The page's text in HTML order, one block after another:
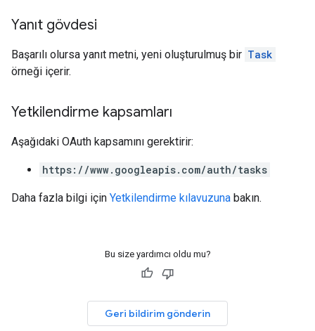
Yanıt gövdesi
Başarılı olursa yanıt metni, yeni oluşturulmuş bir Task
örneği içerir.
Yetkilendirme kapsamları
Aşağıdaki OAuth kapsamını gerektirir:
https://www.googleapis.com/auth/tasks
Daha fazla bilgi için Yetkilendirme kılavuzuna bakın.
Bu size yardımcı oldu mu?
Geri bildirim gönderin